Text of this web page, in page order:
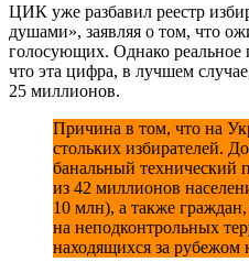
ЦИК уже разбавил реестр
душами», заявляя о том, что
голосующих. Однако реальное
что эта цифра, в лучшем
25 миллионов.
Причина в том, что на
стольких избирателей.
банальный технический
из 42 миллионов
10 млн), а также
на неподконтрольных
находящихся за рубежом